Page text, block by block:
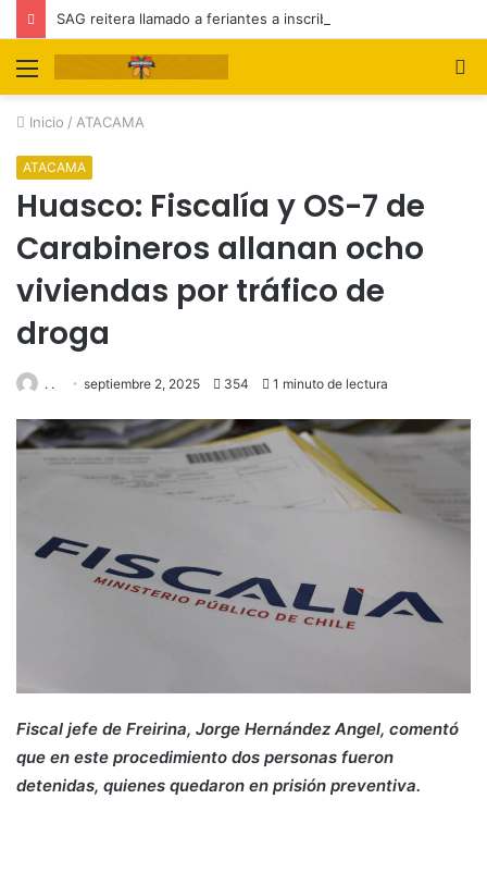
Menú
Inicio / ATACAMA
ATACAMA
Huasco: Fiscalía y OS-7 de
Carabineros allanan ocho
viviendas por tráfico de
droga
. . septiembre 2, 2025 354 1 minuto de lectura
Fiscal jefe de Freirina, Jorge Hernández Angel, comentó
que en este procedimiento dos personas fueron
detenidas, quienes quedaron en prisión preventiva.